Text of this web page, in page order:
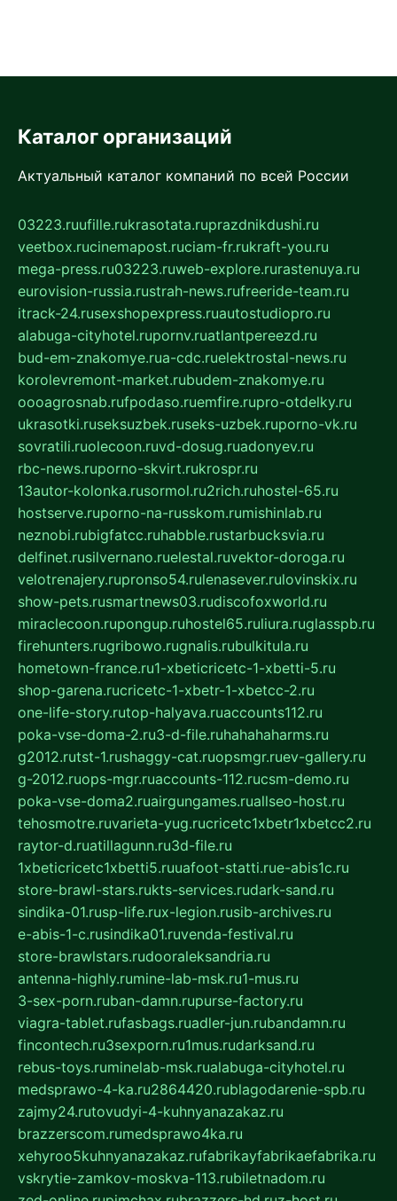
Каталог организаций
Актуальный каталог компаний по всей России
03223.ruufille.rukrasotata.ruprazdnikdushi.ru
veetbox.rucinemapost.ruciam-fr.rukraft-you.ru
mega-press.ru03223.ruweb-explore.rurastenuya.ru
eurovision-russia.rustrah-news.rufreeride-team.ru
itrack-24.rusexshopexpress.ruautostudiopro.ru
alabuga-cityhotel.rupornv.ruatlantpereezd.ru
bud-em-znakomye.rua-cdc.ruelektrostal-news.ru
korolevremont-market.rubudem-znakomye.ru
oooagrosnab.rufpodaso.ruemfire.rupro-otdelky.ru
ukrasotki.ruseksuzbek.ruseks-uzbek.ruporno-vk.ru
sovratili.ruolecoon.ruvd-dosug.ruadonyev.ru
rbc-news.ruporno-skvirt.rukrospr.ru
13autor-kolonka.rusormol.ru2rich.ruhostel-65.ru
hostserve.ruporno-na-russkom.rumishinlab.ru
neznobi.rubigfatcc.ruhabble.rustarbucksvia.ru
delfinet.rusilvernano.ruelestal.ruvektor-doroga.ru
velotrenajery.rupronso54.rulenasever.rulovinskix.ru
show-pets.rusmartnews03.rudiscofoxworld.ru
miraclecoon.rupongup.ruhostel65.ruliura.ruglasspb.ru
firehunters.rugribowo.rugnalis.rubulkitula.ru
hometown-france.ru1-xbeticricetc-1-xbetti-5.ru
shop-garena.rucricetc-1-xbetr-1-xbetcc-2.ru
one-life-story.rutop-halyava.ruaccounts112.ru
poka-vse-doma-2.ru3-d-file.ruhahahaharms.ru
g2012.rutst-1.rushaggy-cat.ruopsmgr.ruev-gallery.ru
g-2012.ruops-mgr.ruaccounts-112.rucsm-demo.ru
poka-vse-doma2.ruairgungames.ruallseo-host.ru
tehosmotre.ruvarieta-yug.rucricetc1xbetr1xbetcc2.ru
raytor-d.ruatillagunn.ru3d-file.ru
1xbeticricetc1xbetti5.ruuafoot-statti.rue-abis1c.ru
store-brawl-stars.rukts-services.rudark-sand.ru
sindika-01.rusp-life.rux-legion.rusib-archives.ru
e-abis-1-c.rusindika01.ruvenda-festival.ru
store-brawlstars.rudooraleksandria.ru
antenna-highly.rumine-lab-msk.ru1-mus.ru
3-sex-porn.ruban-damn.rupurse-factory.ru
viagra-tablet.rufasbags.ruadler-jun.rubandamn.ru
fincontech.ru3sexporn.ru1mus.rudarksand.ru
rebus-toys.ruminelab-msk.rualabuga-cityhotel.ru
medsprawo-4-ka.ru2864420.rublagodarenie-spb.ru
zajmy24.rutovudyi-4-kuhnyanazakaz.ru
brazzerscom.rumedsprawo4ka.ru
xehyroo5kuhnyanazakaz.rufabrikayfabrikaefabrika.ru
vskrytie-zamkov-moskva-113.rubiletnadom.ru